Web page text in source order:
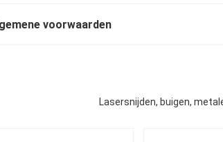
voorwaarden
Lasersnijden, buigen,